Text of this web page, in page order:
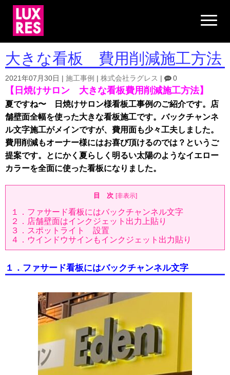
N
a
i
g
a
t
大きな看板 費用削減施工方法
2021年07月30日 施工事例 株式会社ラグレス 0
【日焼けサロン 大きな看板費用削減施工方法】
夏ですね〜 日焼けサロン様看板工事例のご紹介です。店
舗壁面全幅を使った大きな看板施工です。バックチャンネ
ル文字施工がメインですが、費用面も少々工夫しました。
費用削減もオーナー様にはお喜び頂けるのでは？というご
提案です。とにかく夏らしく明るい太陽のようなイエロー
カラーを全面に使った看板になりました。
目 次 [非表示]
１．ファサード看板にはバックチャンネル文字
２．店舗壁面はインクジェット出力上貼り
３．スポットライト 設置
４．ウインドウサインもインクジェット出力貼り
１．ファサード看板にはバックチャンネル文字